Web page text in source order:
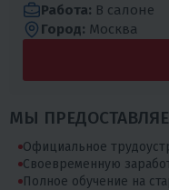
Работа: В салоне
Город: Москва
МЫ
Официальное
Своевременную
Полное обучение на